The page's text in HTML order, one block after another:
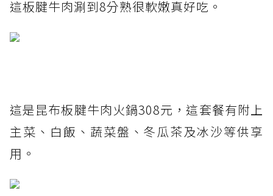
這板腱牛肉涮到8分熟很軟嫩真好吃。
這是昆布板腱牛肉火鍋308元，這套餐有附上
主菜、白飯、蔬菜盤、冬瓜茶及冰沙等供享
用。